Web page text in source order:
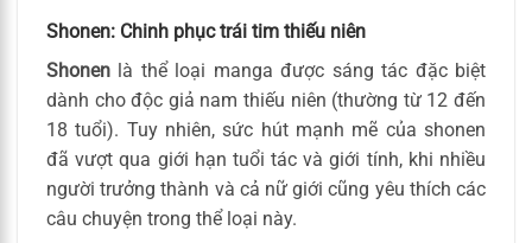
Shonen: Chinh phục trái tim thiếu niên
Shonen là thể loại manga được sáng tác đặc biệt
dành cho độc giả nam thiếu niên (thường từ 12 đến
18 tuổi). Tuy nhiên, sức hút mạnh mẽ của shonen
đã vượt qua giới hạn tuổi tác và giới tính, khi nhiều
người trưởng thành và cả nữ giới cũng yêu thích các
câu chuyện trong thể loại này.